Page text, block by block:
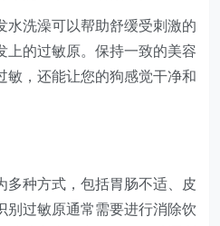
水洗澡可以帮助舒缓受刺激的
上的过敏原。保持一致的美容
敏，还能让您的狗感觉干净和
多种方式，包括胃肠不适、皮
别过敏原通常需要进行消除饮